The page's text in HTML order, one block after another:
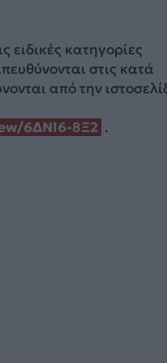
ειδικές κατηγορίες
στις κατά
από την
6ΔΝΙ6-8Ξ2 .